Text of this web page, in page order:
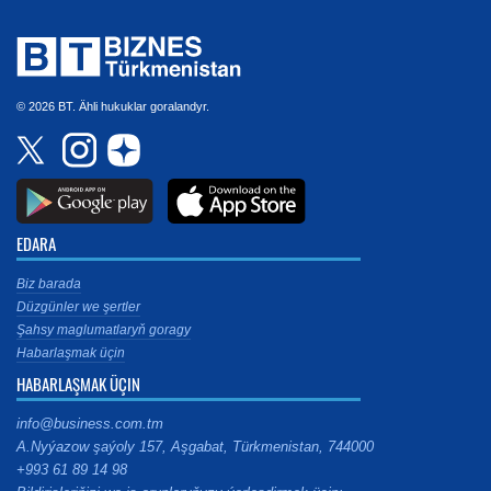
© 2026 BT. Ähli hukuklar goralandyr.
EDARA
Biz barada
Düzgünler we şertler
Şahsy maglumatlaryň goragy
Habarlaşmak üçin
HABARLAŞMAK ÜÇIN
info@business.com.tm
A.Nyýazow şaýoly 157, Aşgabat, Türkmenistan, 744000
+993 61 89 14 98